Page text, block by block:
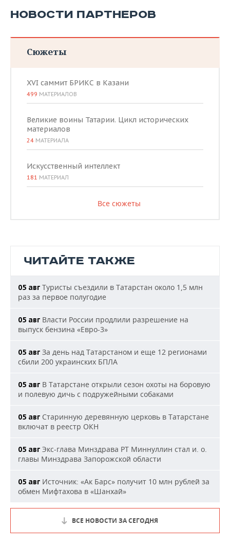
НОВОСТИ ПАРТНЕРОВ
Сюжеты
XVI саммит БРИКС в Казани
499 МАТЕРИАЛОВ
Великие воины Татарии. Цикл исторических
материалов
24 МАТЕРИАЛА
Искусственный интеллект
181 МАТЕРИАЛ
Все сюжеты
ЧИТАЙТЕ ТАКЖЕ
05 авг Туристы съездили в Татарстан около 1,5 млн
раз за первое полугодие
05 авг Власти России продлили разрешение на
выпуск бензина «Евро-3»
05 авг За день над Татарстаном и еще 12 регионами
сбили 200 украинских БПЛА
05 авг В Татарстане открыли сезон охоты на боровую
и полевую дичь с подружейными собаками
05 авг Старинную деревянную церковь в Татарстане
включат в реестр ОКН
05 авг Экс-глава Минздрава РТ Миннуллин стал и. о.
главы Минздрава Запорожской области
05 авг Источник: «Ак Барс» получит 10 млн рублей за
обмен Мифтахова в «Шанхай»
ВСЕ НОВОСТИ ЗА СЕГОДНЯ